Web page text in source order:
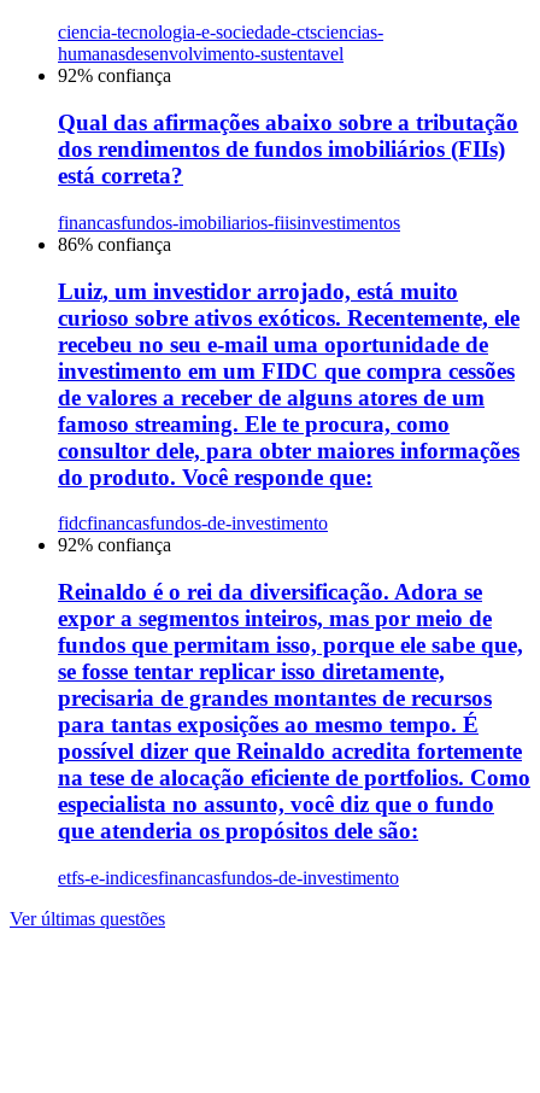
ciencia-tecnologia-e-sociedade-ctsciencias-
humanasdesenvolvimento-sustentavel
92% confiança
Qual das afirmações abaixo sobre a tributação
dos rendimentos de fundos imobiliários (FIIs)
está correta?
financasfundos-imobiliarios-fiisinvestimentos
86% confiança
Luiz, um investidor arrojado, está muito
curioso sobre ativos exóticos. Recentemente, ele
recebeu no seu e-mail uma oportunidade de
investimento em um FIDC que compra cessões
de valores a receber de alguns atores de um
famoso streaming. Ele te procura, como
consultor dele, para obter maiores informações
do produto. Você responde que:
fidcfinancasfundos-de-investimento
92% confiança
Reinaldo é o rei da diversificação. Adora se
expor a segmentos inteiros, mas por meio de
fundos que permitam isso, porque ele sabe que,
se fosse tentar replicar isso diretamente,
precisaria de grandes montantes de recursos
para tantas exposições ao mesmo tempo. É
possível dizer que Reinaldo acredita fortemente
na tese de alocação eficiente de portfolios. Como
especialista no assunto, você diz que o fundo
que atenderia os propósitos dele são:
etfs-e-indicesfinancasfundos-de-investimento
Ver últimas questões